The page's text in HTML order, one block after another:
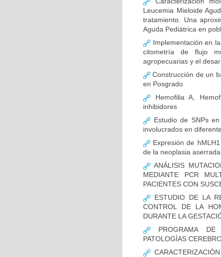
Leucemia Mieloide
tratamiento. Una
Aguda Pediátrica en
Implementación en
citometría de flujo
agropecuarias y el
Construcción de un
en Posgrado
Hemofilia A,
inhibidores
Estudio de SNPs
involucrados en
Expresión de
de la neoplasia
ANÁLISIS
MEDIANTE PCR
PACIENTES CON
ESTUDIO DE LA
CONTROL DE LA
DURANTE LA
PROGRAMA DE
PATOLOGÍAS